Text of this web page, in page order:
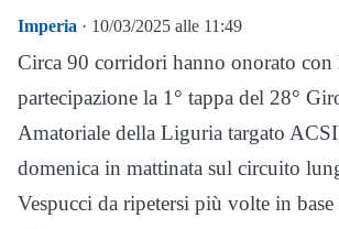
Imperia · 10/03/2025 alle 11:49
Circa 90 corridori hanno onorato con
partecipazione la 1° tappa del 28°
Amatoriale della Liguria targato
domenica in mattinata sul circuito
Vespucci da ripetersi più volte in